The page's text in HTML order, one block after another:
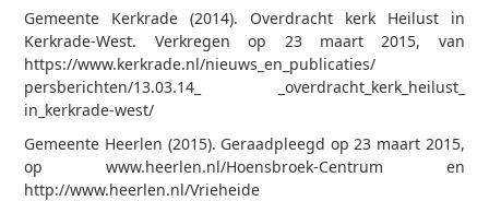
Gemeente Kerkrade (2014). Overdracht kerk Heilust in
Kerkrade-West. Verkregen op 23 maart 2015, van
https://www.kerkrade.nl/nieuws_en_publicaties/
persberichten/13.03.14_ _overdracht_kerk_heilust_
in_kerkrade-west/
Gemeente Heerlen (2015). Geraadpleegd op 23 maart 2015,
op www.heerlen.nl/Hoensbroek-Centrum en
http://www.heerlen.nl/Vrieheide